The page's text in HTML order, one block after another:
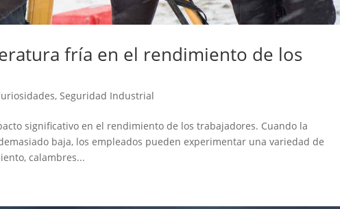
fría en el rendimiento de los
,Seguridad Industrial
significativo en el rendimiento de los trabajadores. Cuando la
baja, los empleados pueden experimentar una variedad de
calambres...